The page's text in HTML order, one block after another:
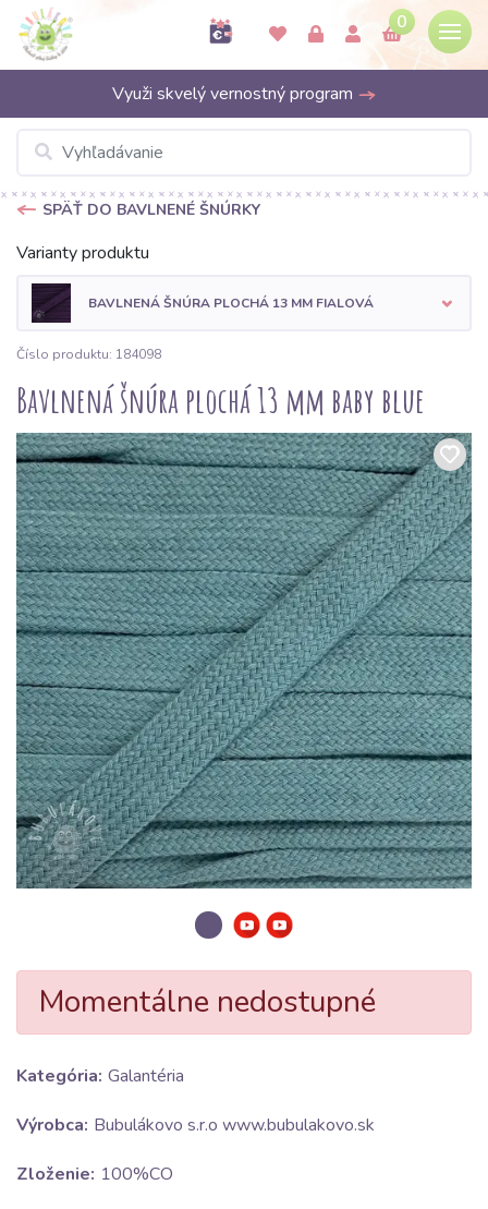
0
Využi skvelý vernostný program
SPÄŤ DO BAVLNENÉ ŠNÚRKY
Varianty produktu
BAVLNENÁ ŠNÚRA PLOCHÁ 13 MM FIALOVÁ
Číslo produktu: 184098
Bavlnená šnúra plochá 13 mm baby blue
Momentálne nedostupné
Kategória: Galantéria
Výrobca: Bubulákovo s.r.o www.bubulakovo.sk
Zloženie: 100%CO